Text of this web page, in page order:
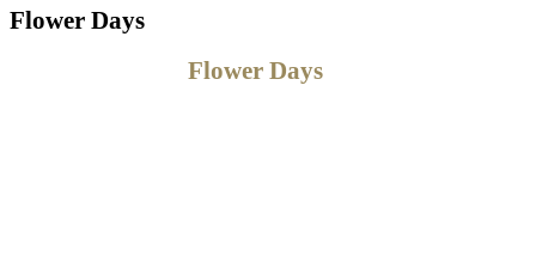
Flower Days
Flower Days